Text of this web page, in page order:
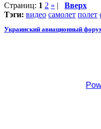
Страниц: 1 2 » | Вверх
Тэги: видео самолет полет
Украинский авиационный